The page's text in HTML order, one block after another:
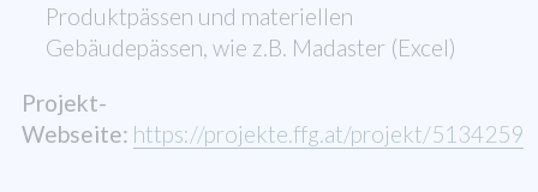
Produktpässen und materiellen
Gebäudepässen, wie z.B. Madaster (Excel)
Projekt-
Webseite: https://projekte.ffg.at/projekt/5134259